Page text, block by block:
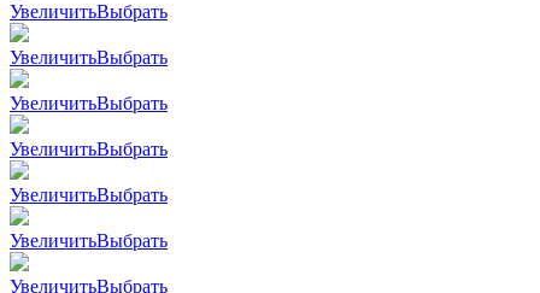
УвеличитьВыбрать
УвеличитьВыбрать
УвеличитьВыбрать
УвеличитьВыбрать
УвеличитьВыбрать
УвеличитьВыбрать
УвеличитьВыбрать